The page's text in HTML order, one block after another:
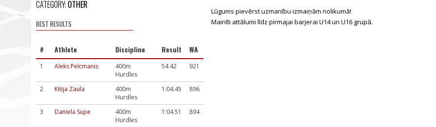
CATEGORY: OTHER
BEST RESULTS
# Athlete Discipline Result WA
1 Aleks Pelcmanis
400m
Hurdles
54.42 921
2 Kitija Zaula
400m
Hurdles
1:04.45 896
3 Daniela Supe
400m
Hurdles
1:04.51 894
Lūgums pievērst uzmanību izmaiņām nolikumā!
Mainīti attālumi līdz pirmajai barjerai U14 un U16 grupā.